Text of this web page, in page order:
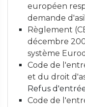
européen
demande
Règlement
décembre
système
Code de
et du droit
Refus
Code de